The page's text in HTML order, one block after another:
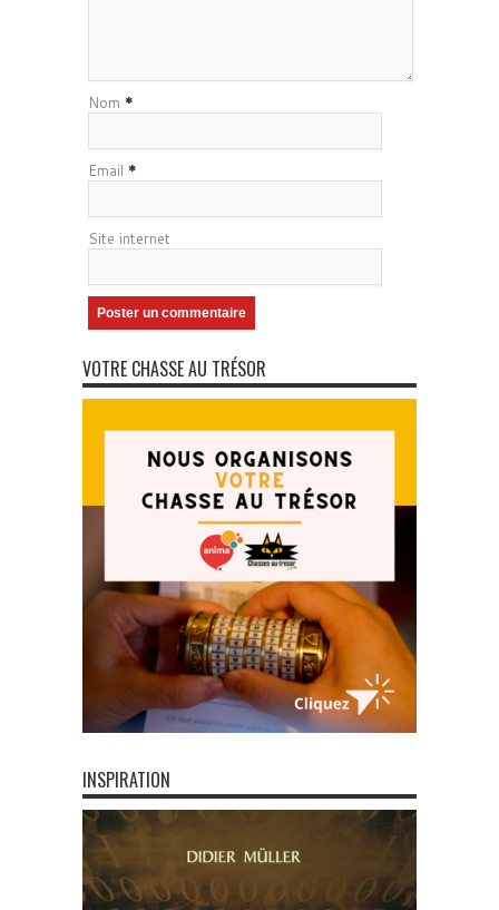
Nom *
Email *
Site internet
VOTRE CHASSE AU TRÉSOR
INSPIRATION